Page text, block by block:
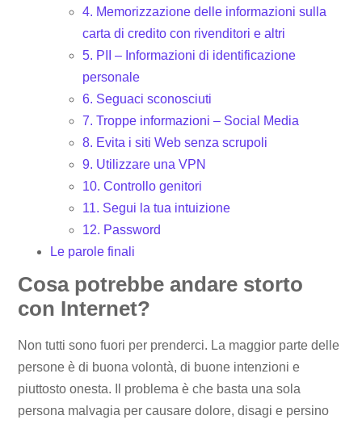
4. Memorizzazione delle informazioni sulla
carta di credito con rivenditori e altri
5. PII – Informazioni di identificazione
personale
6. Seguaci sconosciuti
7. Troppe informazioni – Social Media
8. Evita i siti Web senza scrupoli
9. Utilizzare una VPN
10. Controllo genitori
11. Segui la tua intuizione
12. Password
Le parole finali
Cosa potrebbe andare storto
con Internet?
Non tutti sono fuori per prenderci. La maggior parte delle
persone è di buona volontà, di buone intenzioni e
piuttosto onesta. Il problema è che basta una sola
persona malvagia per causare dolore, disagi e persino